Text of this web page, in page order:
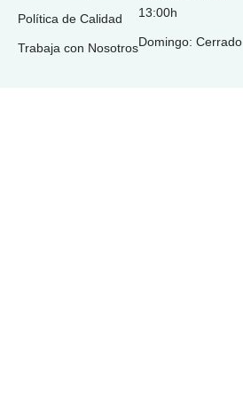
Política de Calidad
Trabaja con Nosotros
13:00h
Domingo: Cerrado